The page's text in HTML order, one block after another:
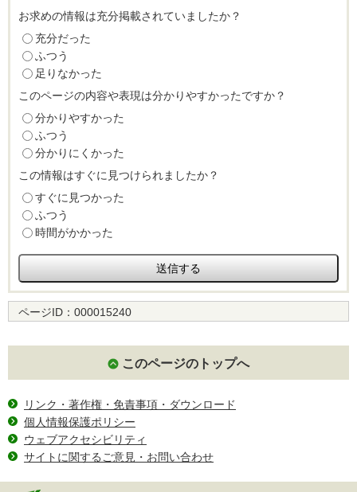
お求めの情報は充分掲載されていましたか？
充分だった
ふつう
足りなかった
このページの内容や表現は分かりやすかったですか？
分かりやすかった
ふつう
分かりにくかった
この情報はすぐに見つけられましたか？
すぐに見つかった
ふつう
時間がかかった
ページID： 000015240
このページのトップへ
リンク・著作権・免責事項・ダウンロード
個人情報保護ポリシー
ウェブアクセシビリティ
サイトに関するご意見・お問い合わせ